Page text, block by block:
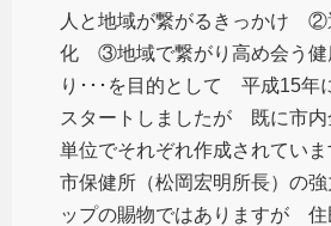
人と地域が繋がるきっかけ ②
化 ③地域で繋がり高め会う健
り･･･を目的として 平成15
スタートしましたが 既に市内
単位でそれぞれ作成されてい
市保健所（松岡宏明所長）の
ップの賜物ではありますが 住